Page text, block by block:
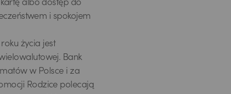
albo dostęp do
i spokojem
życia jest
Bank
w Polsce i za
Rodzice polecają